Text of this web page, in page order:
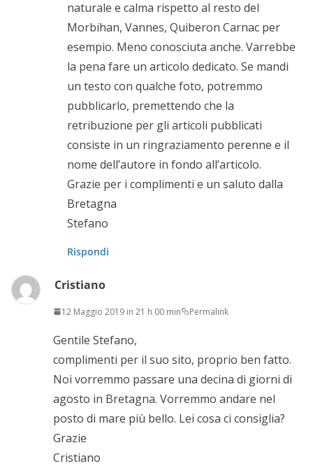
naturale e calma rispetto al resto del
Morbihan, Vannes, Quiberon Carnac per
esempio. Meno conosciuta anche. Varrebbe
la pena fare un articolo dedicato. Se mandi
un testo con qualche foto, potremmo
pubblicarlo, premettendo che la
retribuzione per gli articoli pubblicati
consiste in un ringraziamento perenne e il
nome dell’autore in fondo all’articolo.
Grazie per i complimenti e un saluto dalla
Bretagna
Stefano
Rispondi
Cristiano
12 Maggio 2019 in 21 h 00 min Permalink
Gentile Stefano,
complimenti per il suo sito, proprio ben fatto.
Noi vorremmo passare una decina di giorni di
agosto in Bretagna. Vorremmo andare nel
posto di mare più bello. Lei cosa ci consiglia?
Grazie
Cristiano